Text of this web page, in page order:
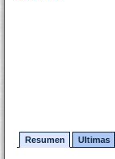
Resumen Ultimas